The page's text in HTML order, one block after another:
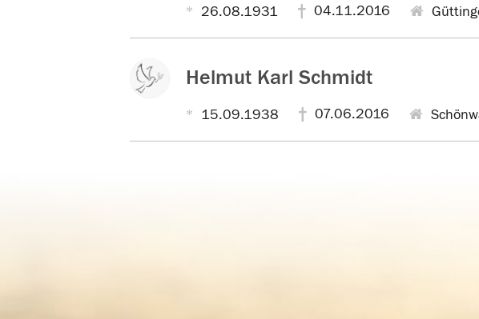
26.08.1931 04.11.2016
Helmut Karl Schmidt
15.09.1938 07.06.2016